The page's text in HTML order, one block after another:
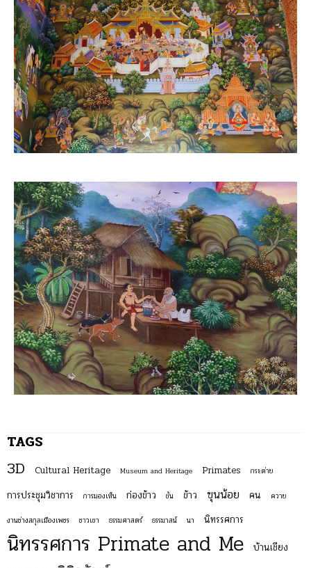
TAGS
3D Cultural Heritage Museum and Heritage Primates กระต่าย
การประชุมวิชาการ การมองเห็น ก่องข้าว ขัน ข้าว ฃุนน้อย คน ควาย
งานช่างสกุลเมืองเพชร ชาวเขา ธรรมศาสตร์ ธรรมาสน์ นา นิทรรศการ
นิทรรศการ Primate and Me บ้านเชียง